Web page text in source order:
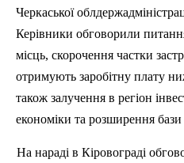
Черкаської
Керівники обговорили
місць, скорочення частки
отримують заробітну плату
також залучення в регіон
економіки та розширення
На нараді в Кіровограді